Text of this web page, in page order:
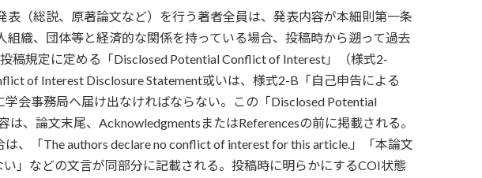
表（総説、原著論文など）を行う著者全員は、発表内容が本細則第一条
組織、団体等と経済的な関係を持っている場合、投稿時から遡って過去
稿規定に定める「Disclosed Potential Conflict of Interest」（様式2-
of Interest Disclosure Statement或いは、様式2-B「自己申告による
会事務局へ届け出なければならない。この「Disclosed Potential
、論文末尾、AcknowledgmentsまたはReferencesの前に掲載される。
、「The authors declare no conflict of interest for this article.」「本論文
」などの文言が同部分に記載される。投稿時に明らかにするCOI状態